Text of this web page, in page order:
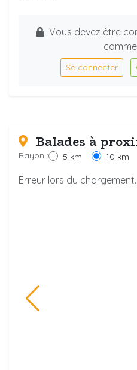
Vous devez être
Se connecter
Balades à
Rayon : 5 km 10 km
Erreur lors du chargement.